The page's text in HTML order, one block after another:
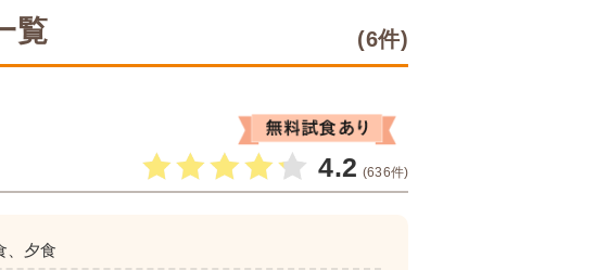
覧 (6件)
4.2 (636件)
、夕食